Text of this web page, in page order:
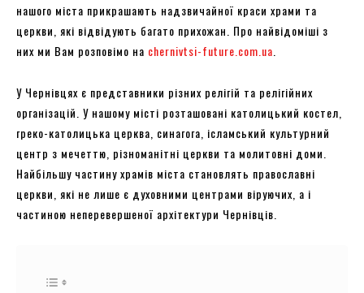
нашого міста прикрашають надзвичайної краси храми та
церкви, які відвідують багато прихожан. Про найвідоміші з
них ми Вам розповімо на chernivtsi-future.com.ua
У Чернівцях є представники різних релігій та релігійних
організацій. У нашому місті розташовані католицький костел,
греко-католицька церква, синагога, ісламський культурний
центр з мечеттю, різноманітні церкви та молитовні доми.
Найбільшу частину храмів міста становлять православні
церкви, які не лише є духовними центрами віруючих, а і
частиною неперевершеної архітектури Чернівців.